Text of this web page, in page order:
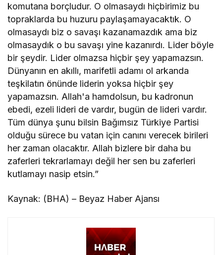
komutana borçludur. O olmasaydı hiçbirimiz bu
topraklarda bu huzuru paylaşamayacaktık. O
olmasaydı biz o savaşı kazanamazdık ama biz
olmasaydık o bu savaşı yine kazanırdı. Lider böyle
bir şeydir. Lider olmazsa hiçbir şey yapamazsın.
Dünyanın en akıllı, marifetli adamı ol arkanda
teşkilatın önünde liderin yoksa hiçbir şey
yapamazsın. Allah'a hamdolsun, bu kadronun
ebedi, ezeli lideri de vardır, bugün de lideri vardır.
Tüm dünya şunu bilsin Bağımsız Türkiye Partisi
olduğu sürece bu vatan için canını verecek birileri
her zaman olacaktır. Allah bizlere bir daha bu
zaferleri tekrarlamayı değil her sen bu zaferleri
kutlamayı nasip etsin.”
Kaynak: (BHA) – Beyaz Haber Ajansı